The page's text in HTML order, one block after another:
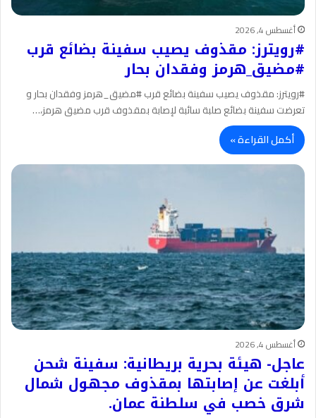
أغسطس 4, 2026
#رويترز: مقذوف يصيب سفينة بضائع قرب
#مضيق_هرمز وفقدان بحار
#رويترز: مقذوف يصيب سفينة بضائع قرب #مضيق_هرمز وفقدان بحار و
تعرضت سفينة بضائع صلبة سائبة لإصابة بمقذوف قرب مضيق هرمز،…
أكمل القراءة »
أغسطس 4, 2026
عاجل- هيئة بحرية بريطانية: سفينة شحن
أبلغت عن إصابتها بمقذوف مجهول شمال
شرق خصب في سلطنة عمان.